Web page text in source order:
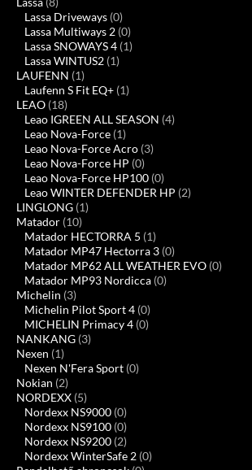
Lassa Driveways (0)
Lassa Multiways 2 (0)
Lassa SNOWAYS 4 (1)
Lassa WINTUS2 (1)
LAUFENN (1)
Laufenn S Fit EQ+ (1)
LEAO (18)
Leao IGREEN ALL SEASON (4)
Leao Nova-Force (1)
Leao Nova-Force Acro (3)
Leao Nova-Force HP (0)
Leao Nova-Force HP100 (0)
Leao WINTER DEFENDER HP (2)
LINGLONG (1)
Matador (10)
Matador HECTORRA 5 (1)
Matador MP47 Hectorra 3 (0)
Matador MP62 ALL WEATHER EVO (0)
Matador MP93 Nordicca (0)
Michelin (3)
Michelin Pilot Sport 4 (0)
MICHELIN Primacy 4 (0)
NANKANG (3)
Nexen (1)
Nexen N'Fera Sport (0)
Nokian (2)
NORDEXX (5)
Nordexx NS9000 (0)
Nordexx NS9100 (0)
Nordexx NS9200 (2)
Nordexx WinterSafe 2 (0)